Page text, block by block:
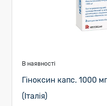
В наявності
Гіноксин капс. 1000
(Італія)